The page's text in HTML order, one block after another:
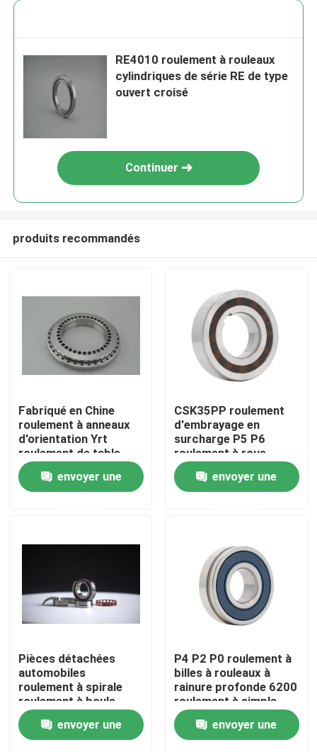
À la maison
Produits
Vidéos
Visite de l'usine
Contrôle de la qualité
Nous contacter
Demandez un devis
RE4010 roulement à rouleaux
cylindriques de série RE de type
ouvert croisé
Continuer
produits recommandés
Fabriqué en Chine
roulement à anneaux
d'orientation Yrt
roulement de table
rotative Yrt260 utilisé
pour tourne-disque de
machine-outil
envoyer une
CSK35PP roulement
d'embrayage en
surcharge P5 P6
roulement à roue
unique
envoyer une
Pièces détachées
automobiles
roulement à spirale
roulement à boule
angulaire de contact
scellé 70, 72, 718, 719
pour machines-outils
envoyer une
P4 P2 P0 roulement à
billes à rouleaux à
rainure profonde 6200
roulement à simple
rangée
envoyer une